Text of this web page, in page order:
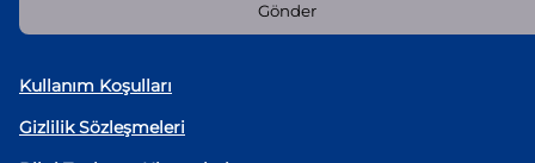
Kullanım Koşulları
Gizlilik Sözleşmeleri
Gönder